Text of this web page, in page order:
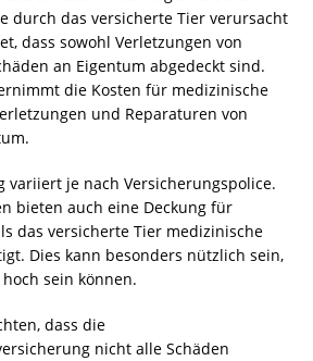
durch das versicherte Tier verursacht
dass sowohl Verletzungen von
an Eigentum abgedeckt sind.
die Kosten für medizinische
und Reparaturen von
variiert je nach Versicherungspolice.
bieten auch eine Deckung für
das versicherte Tier medizinische
Dies kann besonders nützlich sein,
sein können.
dass die
nicht alle Schäden